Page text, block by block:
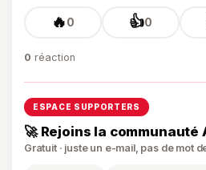
🔥0 👍0
0 réaction
ESPACE SUPPORTERS
🚀 Rejoins la communauté
Gratuit · juste un e-mail, pas de mot